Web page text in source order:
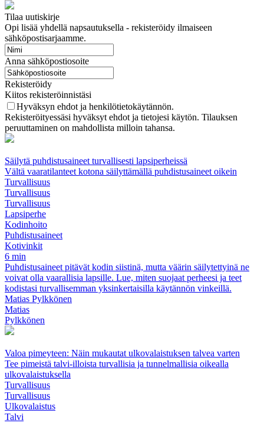
Tilaa uutiskirje
Opi lisää yhdellä napsautuksella - rekisteröidy ilmaiseen
sähköpostisarjaamme.
Anna sähköpostiosoite
Rekisteröidy
Kiitos rekisteröinnistäsi
Hyväksyn ehdot ja henkilötietokäytännön.
Rekisteröityessäsi hyväksyt ehdot ja tietojesi käytön. Tilauksen
peruuttaminen on mahdollista milloin tahansa.
Säilytä puhdistusaineet turvallisesti lapsiperheissä
Vältä vaaratilanteet kotona säilyttämällä puhdistusaineet oikein
Turvallisuus
Turvallisuus
Turvallisuus
Lapsiperhe
Kodinhoito
Puhdistusaineet
Kotivinkit
6 min
Puhdistusaineet pitävät kodin siistinä, mutta väärin säilytettyinä ne
voivat olla vaarallisia lapsille. Lue, miten suojaat perheesi ja teet
kodistasi turvallisemman yksinkertaisilla käytännön vinkeillä.
Matias Pylkkönen
Matias
Pylkkönen
Valoa pimeyteen: Näin mukautat ulkovalaistuksen talvea varten
Tee pimeistä talvi-illoista turvallisia ja tunnelmallisia oikealla
ulkovalaistuksella
Turvallisuus
Turvallisuus
Ulkovalaistus
Talvi